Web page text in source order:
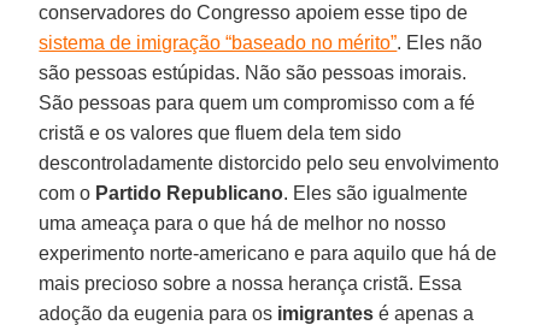
conservadores do Congresso apoiem esse tipo de
sistema de imigração “baseado no mérito”. Eles não
são pessoas estúpidas. Não são pessoas imorais.
São pessoas para quem um compromisso com a fé
cristã e os valores que fluem dela tem sido
descontroladamente distorcido pelo seu envolvimento
com o Partido Republicano. Eles são igualmente
uma ameaça para o que há de melhor no nosso
experimento norte-americano e para aquilo que há de
mais precioso sobre a nossa herança cristã. Essa
adoção da eugenia para os imigrantes é apenas a